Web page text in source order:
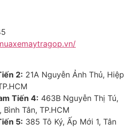
2: 21A Nguyễn Ảnh Thủ, Hiệp
Tiến 4: 463B Nguyễn Thị Tú,
Tân, TP.HCM
5: 385 Tô Ký, Ấp Mới 1, Tân